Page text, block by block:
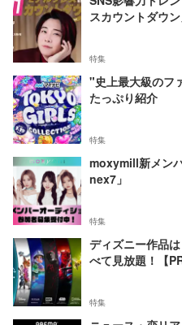
スカウントダウン
特集
"史上最大級のフ
たっぷり紹介
特集
moxymill新メン
nex7」
特集
ディズニー作品
べて見放題！【PR
特集